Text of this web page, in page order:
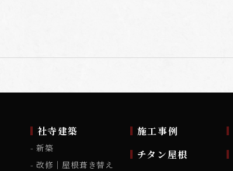
社寺建築
新築
改修｜屋根葺き替え
施工事例
チタン屋根